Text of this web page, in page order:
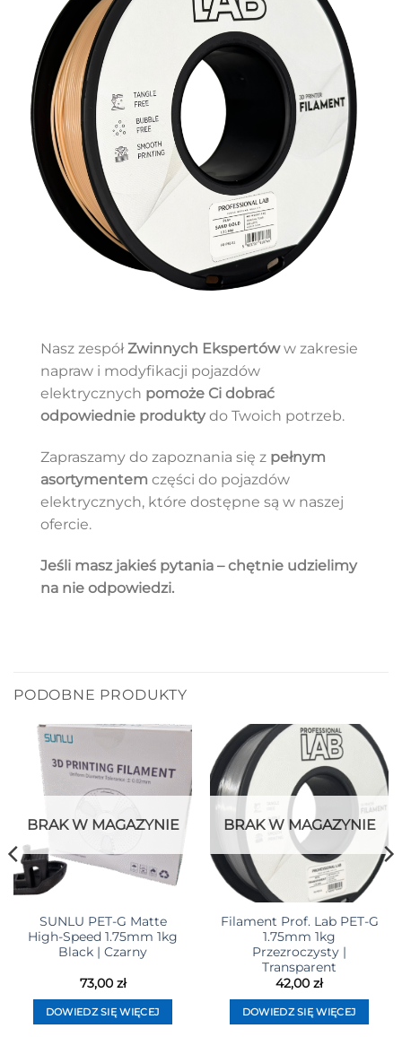
Nasz zespółZwinnych Ekspertóww zakresie
napraw i modyfikacji pojazdów
elektrycznych pomoże Ci dobrać
odpowiednie produktydo Twoich potrzeb.
Zapraszamy do zapoznania się z pełnym
asortymentem części do pojazdów
elektrycznych, które dostępne są w naszej
ofercie.
Jeśli masz jakieś pytania – chętnie udzielimy
na nie odpowiedzi.
PODOBNE PRODUKTY
BRAK W MAGAZYNIE
SUNLU PET-G Matte
High-Speed 1.75mm 1kg
Black | Czarny
73,00 zł
DOWIEDZ SIĘ WIĘCEJ
BRAK W MAGAZYNIE
Filament Prof. Lab PET-G
1.75mm 1kg
Przezroczysty |
Transparent
42,00 zł
DOWIEDZ SIĘ WIĘCEJ